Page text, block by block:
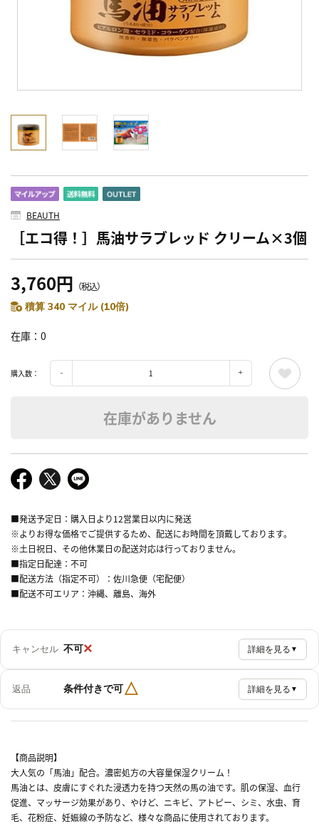
BEAUTH
［エコ得！］馬油サラブレッド クリーム×3個
3,760円 （税込）
積算 340 マイル (10倍)
在庫 0
購入数：
在庫がありません
■発送予定日：購入日より12営業日以内に発送
※よりお得な価格でご提供するため、配送にお時間を頂戴しております。
※土日祝日、その他休業日の配送対応は行っておりません。
■指定日配達：不可
■配送方法（指定不可）：佐川急便（宅配便）
■配送不可エリア：沖縄、離島、海外
キャンセル 不可× 詳細を見る ▼
返品 条件付きで可△ 詳細を見る ▼
【商品説明】
大人気の「馬油」配合。濃密処方の大容量保湿クリーム！
馬油とは、皮膚にすぐれた浸透力を持つ天然の馬の油です。肌の保湿、血行
促進、マッサージ効果があり、やけど、ニキビ、アトピー、シミ、水虫、育
毛、花粉症、妊娠線の予防など、様々な商品に使用されております。